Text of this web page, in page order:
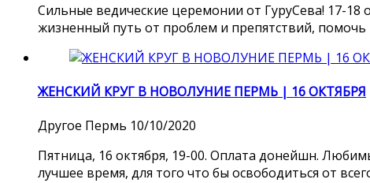
Сильные ведические церемонии от ГуруСева! 17-
жизненный путь от проблем и препятствий,
ЖЕНСКИЙ КРУГ В НОВОЛУНИЕ ПЕРМЬ | 16 ОКТЯБРЯ
Другое Пермь 10/10/2020
Пятница, 16 октября, 19-00. Оплата донейшн.
лучшее время, для того что бы освободиться от